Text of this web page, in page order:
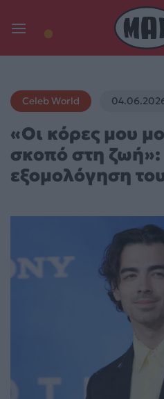
Celeb World
«Οι κόρες μου
σκοπό στη
εξομολόγηση